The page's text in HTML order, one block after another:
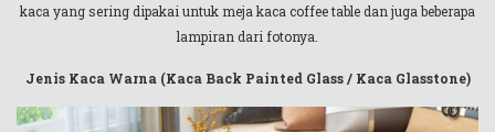
kaca yang sering dipakai untuk meja kaca coffee table dan juga beberapa
lampiran dari fotonya.
Jenis Kaca Warna (Kaca Back Painted Glass / Kaca Glasstone)